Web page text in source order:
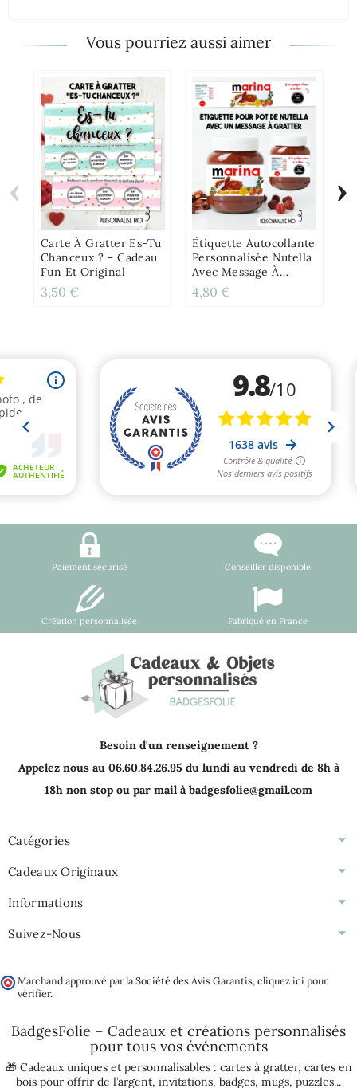
Vous pourriez aussi aimer
Carte À Gratter Es-Tu
Chanceux ? – Cadeau
Fun Et Original
3,50 €
Étiquette Autocollante
Personnalisée Nutella
Avec Message À
Gratter
4,80 €
‹ ›
Paiement sécurisé Conseiller disponible
Création personnalisée Fabriqué en France
Besoin d'un renseignement ?
Appelez nous au 06.60.84.26.95 du lundi au vendredi de 8h à
18h non stop ou par mail à badgesfolie@gmail.com
Catégories
Cadeaux Originaux
Informations
Suivez-Nous
Marchand approuvé par la Société des Avis Garantis,cliquez ici pour
vérifier.
BadgesFolie – Cadeaux et créations personnalisés
pour tous vos événements
🎁 Cadeaux uniques et personnalisables : cartes à gratter, cartes en
bois pour offrir de l’argent, invitations, badges, mugs, puzzles...